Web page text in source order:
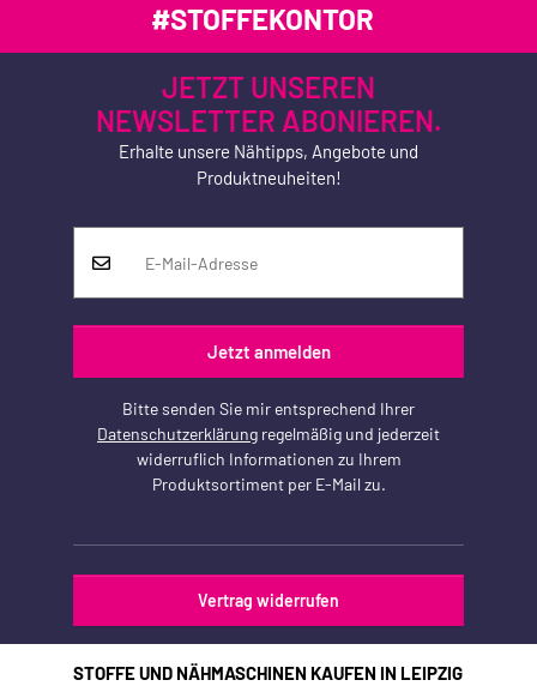
#STOFFEKONTOR
JETZT UNSEREN
NEWSLETTER ABONIEREN.
Erhalte unsere Nähtipps, Angebote und
Produktneuheiten!
Jetzt anmelden
Bitte senden Sie mir entsprechend Ihrer
Datenschutzerklärung regelmäßig und jederzeit
widerruflich Informationen zu Ihrem
Produktsortiment per E-Mail zu.
Vertrag widerrufen
STOFFE UND NÄHMASCHINEN KAUFEN IN LEIPZIG